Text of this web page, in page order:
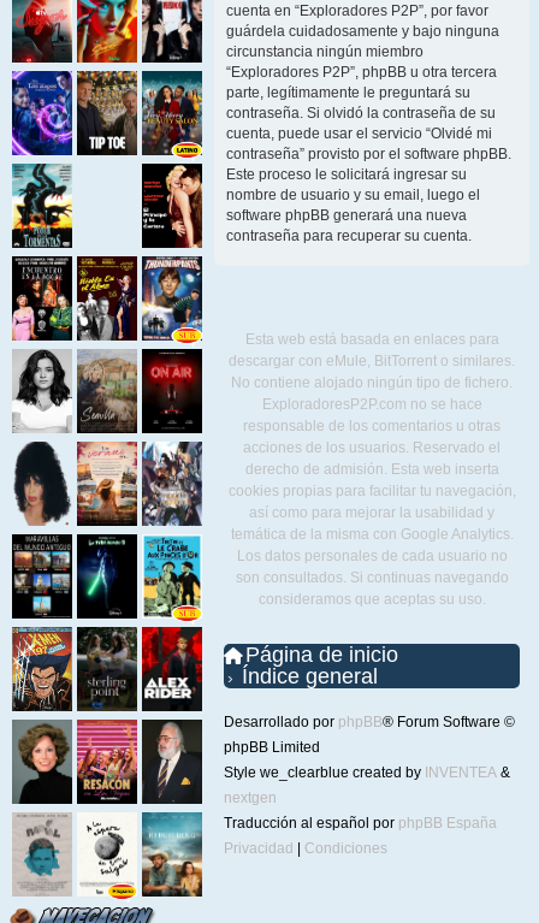
cuenta en “Exploradores P2P”, por favor
guárdela cuidadosamente y bajo ninguna
circunstancia ningún miembro
“Exploradores P2P”, phpBB u otra tercera
parte, legítimamente le preguntará su
contraseña. Si olvidó la contraseña de su
cuenta, puede usar el servicio “Olvidé mi
contraseña” provisto por el software phpBB.
Este proceso le solicitará ingresar su
nombre de usuario y su email, luego el
software phpBB generará una nueva
contraseña para recuperar su cuenta.
Esta web está basada en enlaces para
descargar con eMule, BitTorrent o similares.
No contiene alojado ningún tipo de fichero.
ExploradoresP2P.com no se hace
responsable de los comentarios u otras
acciones de los usuarios. Reservado el
derecho de admisión. Esta web inserta
cookies propias para facilitar tu navegación,
así como para mejorar la usabilidad y
temática de la misma con Google Analytics.
Los datos personales de cada usuario no
son consultados. Si continuas navegando
consideramos que aceptas su uso.
Página de inicio
Índice general
Desarrollado por phpBB® Forum Software ©
phpBB Limited
Style we_clearblue created by INVENTEA &
nextgen
Traducción al español por phpBB España
Privacidad
Condiciones